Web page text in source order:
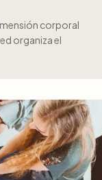
corporal
organiza el